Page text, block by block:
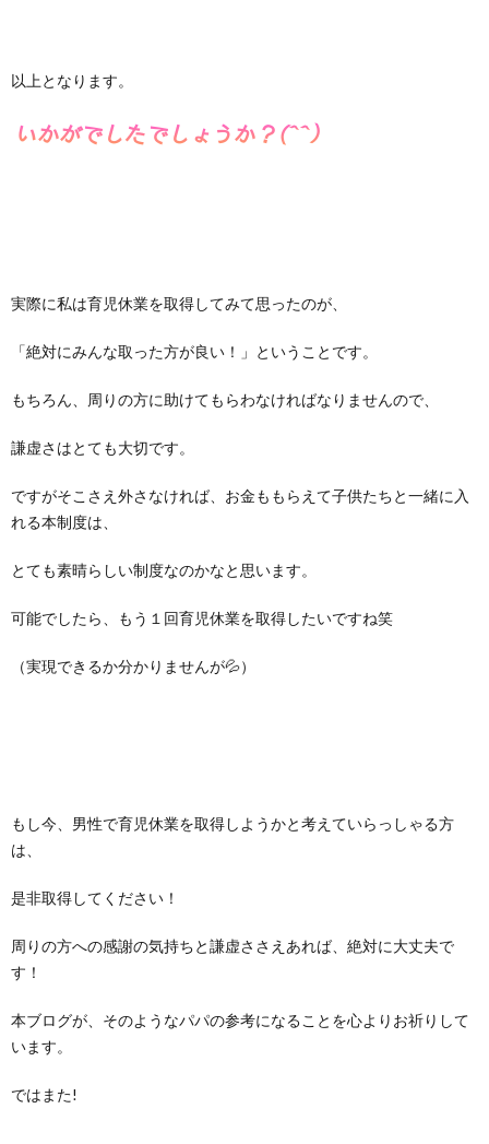
以上となります。
実際に私は育児休業を取得してみて思ったのが、
「絶対にみんな取った方が良い！」ということです。
もちろん、周りの方に助けてもらわなければなりませんので、
謙虚さはとても大切です。
ですがそこさえ外さなければ、お金ももらえて子供たちと一緒に入
れる本制度は、
とても素晴らしい制度なのかなと思います。
可能でしたら、もう１回育児休業を取得したいですね笑
（実現できるか分かりませんが💦）
もし今、男性で育児休業を取得しようかと考えていらっしゃる方
は、
是非取得してください！
周りの方への感謝の気持ちと謙虚ささえあれば、絶対に大丈夫で
す！
本ブログが、そのようなパパの参考になることを心よりお祈りして
います。
ではまた!